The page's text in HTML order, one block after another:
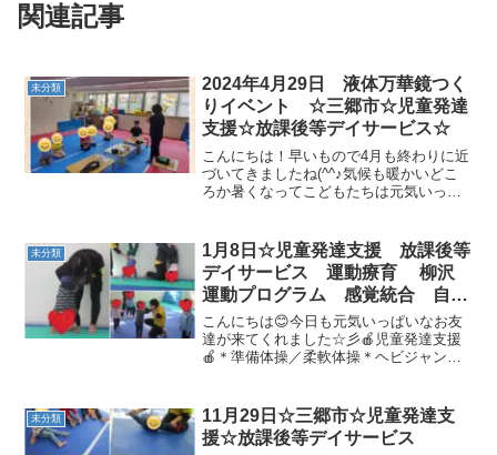
関連記事
未分類
2024年4月29日 液体万華鏡つく
りイベント ☆三郷市☆児童発達
支援☆放課後等デイサービス☆
こんにちは！早いもので4月も終わりに近
づいてきましたね(^^♪気候も暖かいどこ
ろか暑くなってこどもたちは元気いっぱ
を作りました！きれいなキラキラが回っ
ている様子をじーっ...
未分類
1月8日☆児童発達支援 放課後等
デイサービス 運動療育 柳沢
運動プログラム 感覚統合 自閉
症スペクトラム ＡＤＨＤ Ｌ
Ｄ 発達障害 三郷市 吉川
市 八潮市
こんにちは😊今日も元気いっぱいなお友
達が来てくれました☆彡🍎児童発達支援
🍎＊準備体操／柔軟体操＊ヘビジャンプ
押し車にチャレンジしました( ﾟДﾟ)✨＊サ
ーキット・1本橋...
未分類
11月29日☆三郷市☆児童発達支
援☆放課後等デイサービス